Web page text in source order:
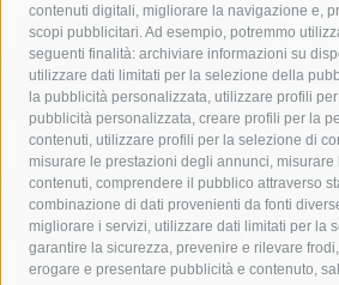
contenuti digitali, migliorare la navigazione e,
scopi pubblicitari. Ad esempio, potremmo
seguenti finalità: archiviare informazioni su
utilizzare dati limitati per la selezione della
la pubblicità personalizzata, utilizzare profili
pubblicità personalizzata, creare profili per la
contenuti, utilizzare profili per la selezione di
misurare le prestazioni degli annunci, misurare
contenuti, comprendere il pubblico attraverso
combinazione di dati provenienti da fonti
migliorare i servizi, utilizzare dati limitati per la
garantire la sicurezza, prevenire e rilevare
erogare e presentare pubblicità e contenuto,
acqua allerta meteo
anas
area marina protetta di punta
Asl Napoli 3 sud
capitaneria di porto
castellammare di stabia
comune di sorrento
concerto
costiera amalfitana
covid-19 eav
fondazione sorrento
gori guardia